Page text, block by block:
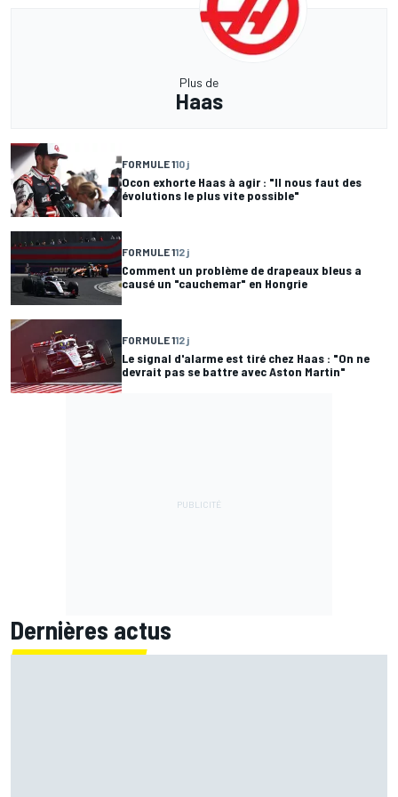
Plus de
Haas
FORMULE 110 j
Ocon exhorte Haas à agir : "Il nous faut des
évolutions le plus vite possible"
FORMULE 112 j
Comment un problème de drapeaux bleus a
causé un "cauchemar" en Hongrie
FORMULE 112 j
Le signal d'alarme est tiré chez Haas : "On ne
devrait pas se battre avec Aston Martin"
Dernières actus